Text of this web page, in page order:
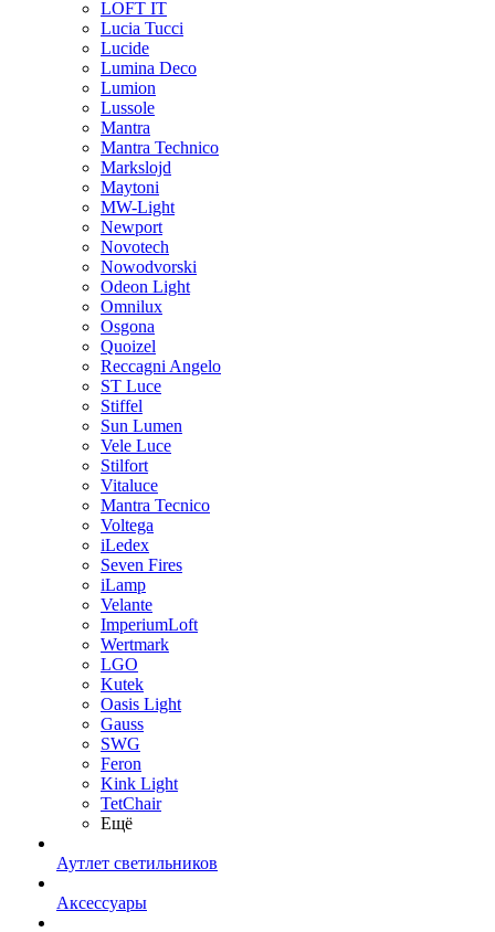
LOFT IT
Lucia Tucci
Lucide
Lumina Deco
Lumion
Lussole
Mantra
Mantra Technico
Markslojd
Maytoni
MW-Light
Newport
Novotech
Nowodvorski
Odeon Light
Omnilux
Osgona
Quoizel
Reccagni Angelo
ST Luce
Stiffel
Sun Lumen
Vele Luce
Stilfort
Vitaluce
Mantra Tecnico
Voltega
iLedex
Seven Fires
iLamp
Velante
ImperiumLoft
Wertmark
LGO
Kutek
Oasis Light
Gauss
SWG
Feron
Kink Light
TetСhair
Ещё
Аутлет светильников
Аксессуары